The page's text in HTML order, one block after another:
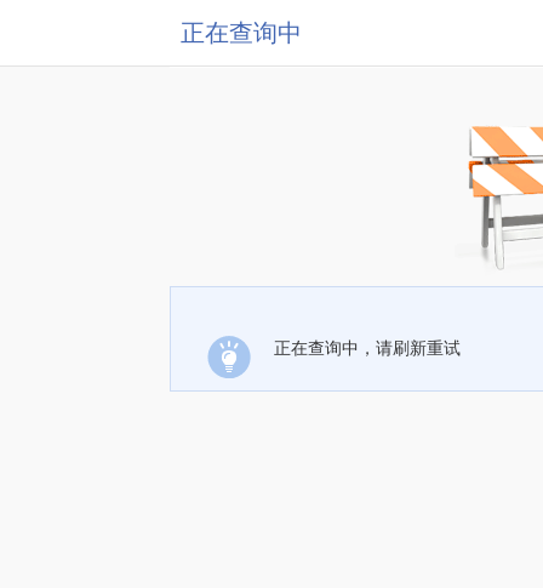
正在查询中
正在查询中，请刷新重试